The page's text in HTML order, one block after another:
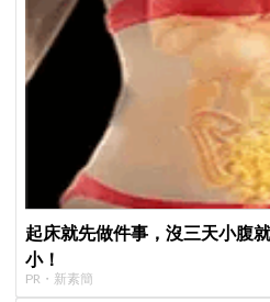
起床就先做件事，沒三天小腹
小！
PR・新素簡